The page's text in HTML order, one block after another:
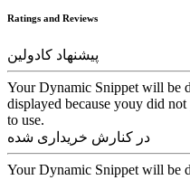
Ratings and Reviews
پیشنهاد کادولین
Your Dynamic Snippet will be
displayed because youy did
to use.
در کنارش خریداری شده
Your Dynamic Snippet will be